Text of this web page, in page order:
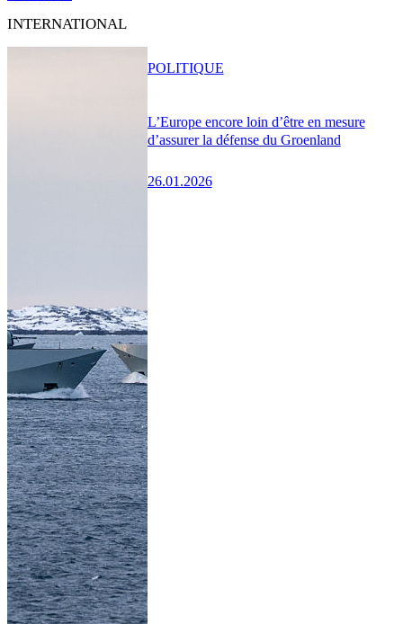
INTERNATIONAL
L’Europe encore loin d’être en mesure
d’assurer la défense du Groenland
26.01.2026
POLITIQUE